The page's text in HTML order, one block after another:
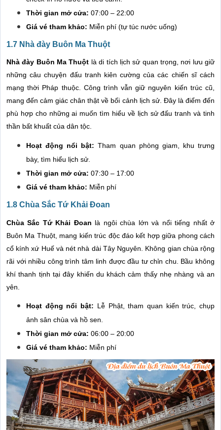
Thời gian mở cửa: 07:00 – 22:00
Giá vé tham khảo: Miễn phí (tự túc nước uống)
1.7 Nhà đày Buôn Ma Thuột
Nhà đày Buôn Ma Thuột là di tích lịch sử quan trọng, nơi lưu giữ
những câu chuyện đấu tranh kiên cường của các chiến sĩ cách
mạng thời Pháp thuộc. Công trình vẫn giữ nguyên kiến trúc cũ,
mang đến cảm giác chân thật về bối cảnh lịch sử. Đây là điểm đến
phù hợp cho những ai muốn tìm hiểu về lịch sử đấu tranh và tinh
thần bất khuất của dân tộc.
Hoạt động nổi bật: Tham quan phòng giam, khu trưng
bày, tìm hiểu lịch sử.
Thời gian mở cửa: 07:30 – 17:00
Giá vé tham khảo: Miễn phí
1.8 Chùa Sắc Tứ Khải Đoan
Chùa Sắc Tứ Khải Đoan là ngôi chùa lớn và nổi tiếng nhất ở
Buôn Ma Thuột, mang kiến trúc độc đáo kết hợp giữa phong cách
cổ kính xứ Huế và nét nhà dài Tây Nguyên. Không gian chùa rộng
rãi với nhiều công trình tâm linh được đầu tư chỉn chu. Bầu không
khí thanh tịnh tại đây khiến du khách cảm thấy nhẹ nhàng và an
yên.
Hoạt động nổi bật: Lễ Phật, tham quan kiến trúc, chụp
ảnh sân chùa và hồ sen.
Thời gian mở cửa: 06:00 – 20:00
Giá vé tham khảo: Miễn phí